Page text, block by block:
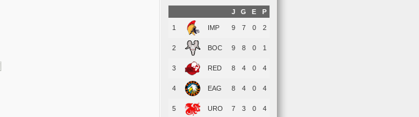
J G E P
1 IMP 9 7 0 2
2 BOC 9 8 0 1
3 RED 8 4 0 4
4 EAG 8 4 0 4
5 URO 7 3 0 4